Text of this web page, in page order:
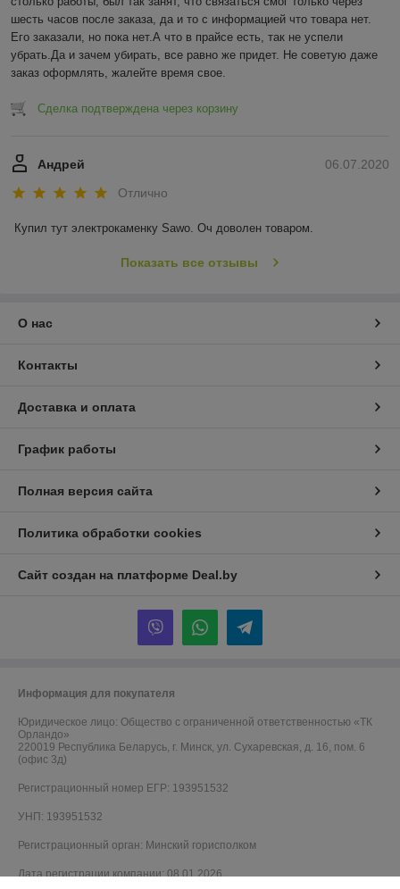
шесть часов после заказа, да и то с информацией что товара нет.
Его заказали, но пока нет.А что в прайсе есть, так не успели
убрать.Да и зачем убирать, все равно же придет. Не советую даже
заказ оформлять, жалейте время свое.
Сделка подтверждена через корзину
06.07.2020
Андрей
Отлично
Купил тут электрокаменку Sawo. Оч доволен товаром.
Показать все отзывы
О нас
Контакты
Доставка и оплата
График работы
Полная версия сайта
Политика обработки cookies
Сайт создан на платформе Deal.by
Информация для покупателя
Юридическое лицо: Общество с ограниченной ответственностью «ТК
Орландо»
220019 Республика Беларусь, г. Минск, ул. Сухаревская, д. 16, пом. 6
(офис 3д)
Регистрационный номер ЕГР: 193951532
УНП: 193951532
Регистрационный орган: Минский горисполком
Дата регистрации компании: 08.01.2026